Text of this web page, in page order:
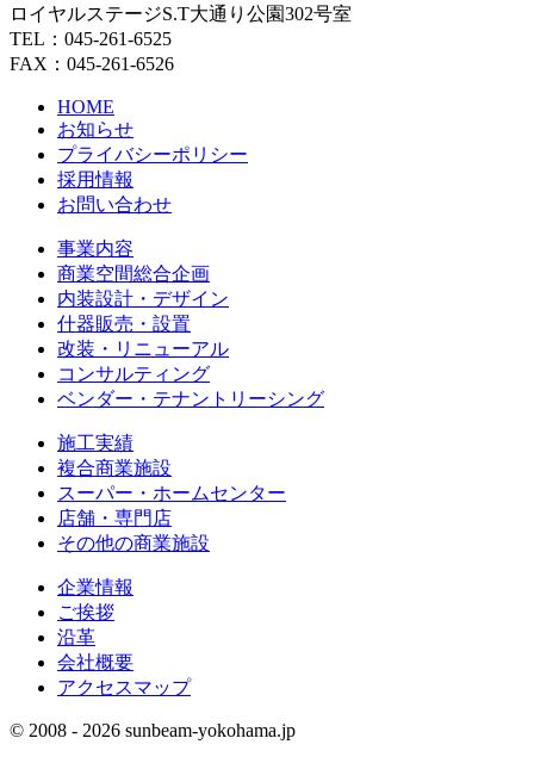
ロイヤルステージS.T大通り公園302号室
TEL：045-261-6525
FAX：045-261-6526
HOME
お知らせ
プライバシーポリシー
採用情報
お問い合わせ
事業内容
商業空間総合企画
内装設計・デザイン
什器販売・設置
改装・リニューアル
コンサルティング
ベンダー・テナントリーシング
施工実績
複合商業施設
スーパー・ホームセンター
店舗・専門店
その他の商業施設
企業情報
ご挨拶
沿革
会社概要
アクセスマップ
© 2008 - 2026 sunbeam-yokohama.jp